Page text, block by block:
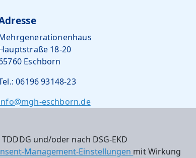
und/oder nach DSG-EKD
Management-Einstellungen mit Wirkung
18-20
Eschborn
06196 93148-23
eschborn.de